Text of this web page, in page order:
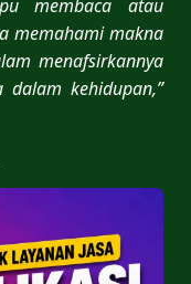
membaca atau
memahami makna
menafsirkannya
dalam kehidupan,”